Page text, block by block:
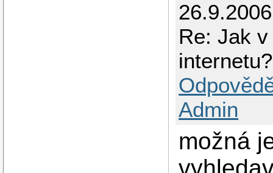
Re: Jak
internetu?
Admin
možná